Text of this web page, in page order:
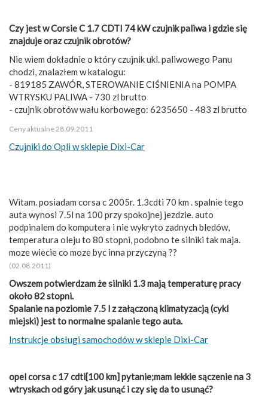
Czy jest w Corsie C 1.7 CDTI 74 kW czujnik paliwa i gdzie się
znajduje oraz czujnik obrotów?
Nie wiem dokładnie o który czujnik ukl. paliwowego Panu
chodzi, znalazłem w katalogu:
- 819185 ZAWÓR, STEROWANIE CIŚNIENIA na POMPA
WTRYSKU PALIWA - 730 zl brutto
- czujnik obrotów wału korbowego: 6235650 - 483 zl brutto
Ceny aktualne 28.09.2011
Czujniki do Opli w sklepie Dixi-Car
Witam. posiadam corsa c 2005r. 1.3cdti 70 km . spalnie tego
auta wynosi 7.5l na 100 przy spokojnej jezdzie. auto
podpinalem do komputera i nie wykryto zadnych bledów,
temperatura oleju to 80 stopni, podobno te silniki tak maja.
moze wiecie co moze byc inna przyczyną ??
(02.08.2011)
Owszem potwierdzam że silniki 1.3 mają temperaturę pracy
około 82 stopni.
Spalanie na poziomie 7.5 l z załączoną klimatyzacją (cykl
miejski) jest to normalne spalanie tego auta.
Instrukcje obsługi samochodów w sklepie Dixi-Car
opel corsa c 17 cdti[100 km] pytanie;mam lekkie sączenie na 3
wtryskach od góry jak usunąć i czy się da to usunąć?